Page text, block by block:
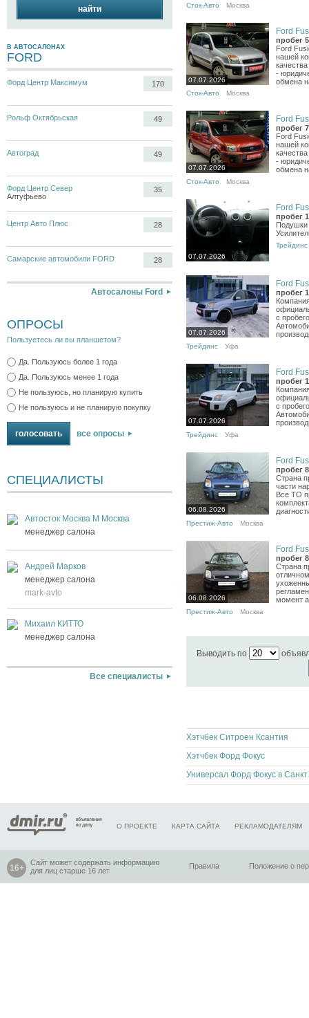
найти
В АВТОСАЛОНАХ
FORD
Форд Центр Максимум 170
Рольф Октябрьская 49
Автоград 49
Форд Центр Север
Алтуфьево
35
Центр Авто Плюс 28
Самарские автомобили FORD 28
Автосалоны Ford
ОПРОСЫ
Пользуетесь ли вы планшетом?
Да. Пользуюсь более 1 года
Да. Пользуюсь менее 1 года
Не пользуюсь, но планирую купить
Не пользуюсь и не планирую покупку
все опросы
СПЕЦИАЛИСТЫ
Автосток Москва М Москва
менеджер салона
Андрей Марков
менеджер салона
mark-avto
Михаил КИТТО
менеджер салона
Все специалисты
Сток-Авто Москва
07.07.2026
Ford
пробег
Ford
нашей
-
обмена
Сток-Авто Москва
07.07.2026
Ford
пробег
Ford
нашей
-
обмена
Сток-Авто Москва
07.07.2026
Ford
пробег
Подушки
Трейдинс
07.07.2026
Ford
пробег
с
Трейдинс Уфа
07.07.2026
Ford
пробег
с
Трейдинс Уфа
06.08.2026
Ford
пробег
Страна
части
Все ТО
Престиж-Авто Москва
06.08.2026
Ford
пробег
Страна
момент
Престиж-Авто Москва
Выводить по
Хэтчбек Ситроен Ксантия
Хэтчбек Форд Фокус
О ПРОЕКТЕ КАРТА САЙТА РЕКЛАМОДАТЕЛЯМ
Сайт может содержать информацию
для лиц старше 16 лет
Правила Положение о